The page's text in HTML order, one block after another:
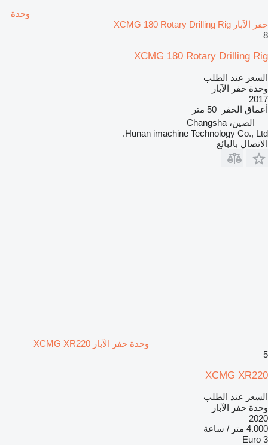
وحدة
حفر الآبار XCMG 180 Rotary Drilling Rig
8
XCMG 180 Rotary Drilling Rig
السعر عند الطلب
وحدة حفر الآبار
2017
أعماق الحفر
50 متر
الصين، Changsha
Hunan imachine Technology Co., Ltd.
الاتصال بالبائع
وحدة حفر الآبار XCMG XR220
5
XCMG XR220
السعر عند الطلب
وحدة حفر الآبار
2020
4.000 متر / ساعة
Euro 3